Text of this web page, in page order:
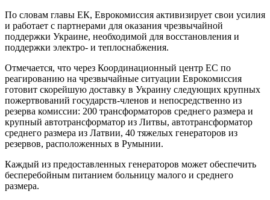
По словам главы ЕК, Еврокомиссия активизирует свои усилия
и работает с партнерами для оказания чрезвычайной
поддержки Украине, необходимой для восстановления и
поддержки электро- и теплоснабжения.
Отмечается, что через Координационный центр ЕС по
реагированию на чрезвычайные ситуации Еврокомиссия
готовит скорейшую доставку в Украину следующих крупных
пожертвований государств-членов и непосредственно из
резерва комиссии: 200 трансформаторов среднего размера и
крупный автотрансформатор из Литвы, автотрансформатор
среднего размера из Латвии, 40 тяжелых генераторов из
резервов, расположенных в Румынии.
Каждый из предоставленных генераторов может обеспечить
бесперебойным питанием больницу малого и среднего
размера.